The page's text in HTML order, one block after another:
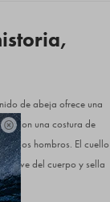

de abeja ofrece una
con una costura de
en los hombros. El cuello
del cuerpo y sella